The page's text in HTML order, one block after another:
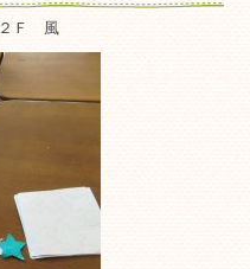
２Ｆ 風